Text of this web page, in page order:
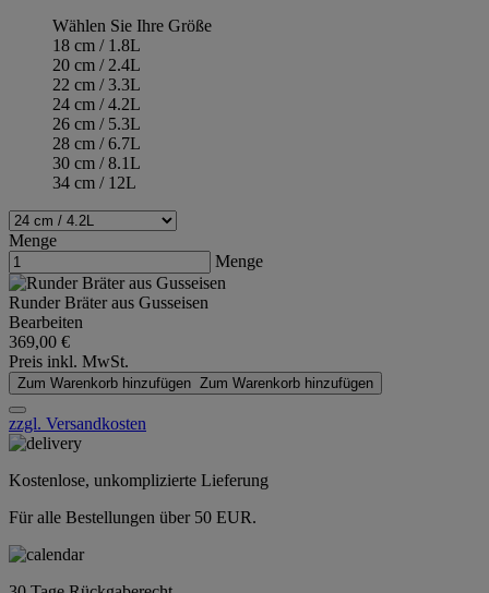
Wählen Sie Ihre Größe
18 cm / 1.8L
20 cm / 2.4L
22 cm / 3.3L
24 cm / 4.2L
26 cm / 5.3L
28 cm / 6.7L
30 cm / 8.1L
34 cm / 12L
Menge
Menge
Runder Bräter aus Gusseisen
Bearbeiten
369,00 €
Preis inkl. MwSt.
Zum Warenkorb hinzufügen Zum Warenkorb hinzufügen
zzgl. Versandkosten
Kostenlose, unkomplizierte Lieferung
Für alle Bestellungen über 50 EUR.